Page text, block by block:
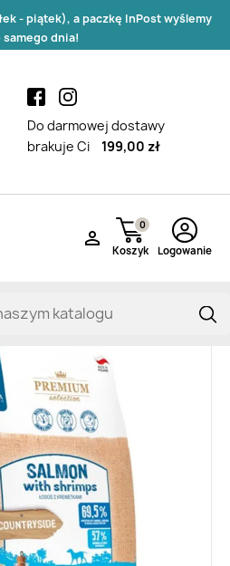
- piątek), a paczkę InPost wyślemy
dnia!
Do darmowej dostawy
brakuje Ci
199,00 zł

Koszyk
0
Logowanie